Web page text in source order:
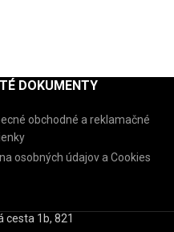
DOKUMENTY
obchodné a reklamačné
osobných údajov a Cookies
cesta 1b, 821